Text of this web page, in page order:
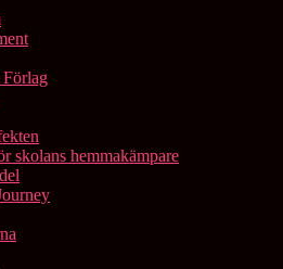
skolans hemmakämpare